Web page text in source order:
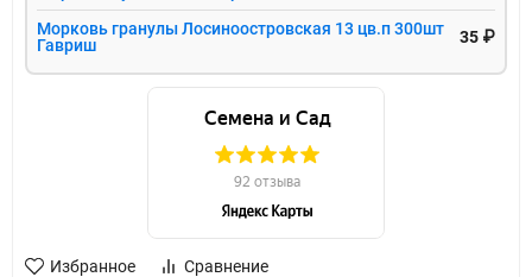
Морковь гранулы Лосиноостровская 13 цв.п 300шт
Гавриш
35 ₽
Избранное Сравнение